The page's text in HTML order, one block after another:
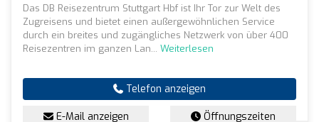
Das DB Reisezentrum Stuttgart Hbf ist Ihr Tor zur Welt des
Zugreisens und bietet einen außergewöhnlichen Service
durch ein breites und zugängliches Netzwerk von über 400
Reisezentren im ganzen Lan... Weiterlesen
Telefon anzeigen
E-Mail anzeigen Öffnungszeiten